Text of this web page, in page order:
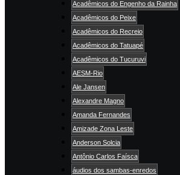
Acadêmicos do Engenho da Rainha
Acadêmicos do Peixe
Acadêmicos do Recreio
Acadêmicos do Tatuapé
Acadêmicos do Tucuruvi
AESM-Rio
Ale Jansen
Alexandre Magno
Amanda Fernandes
Amizade Zona Leste
Anderson Solcia
Antônio Carlos Faísca
áudios dos sambas-enredos